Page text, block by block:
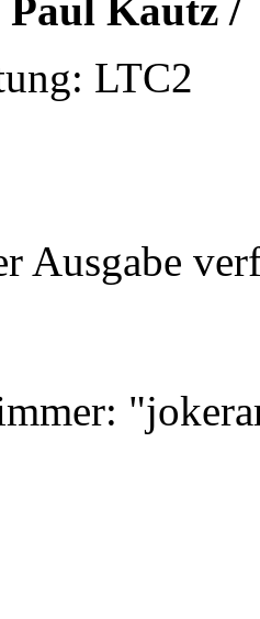
Paul Kautz
LTC2
Ausgabe